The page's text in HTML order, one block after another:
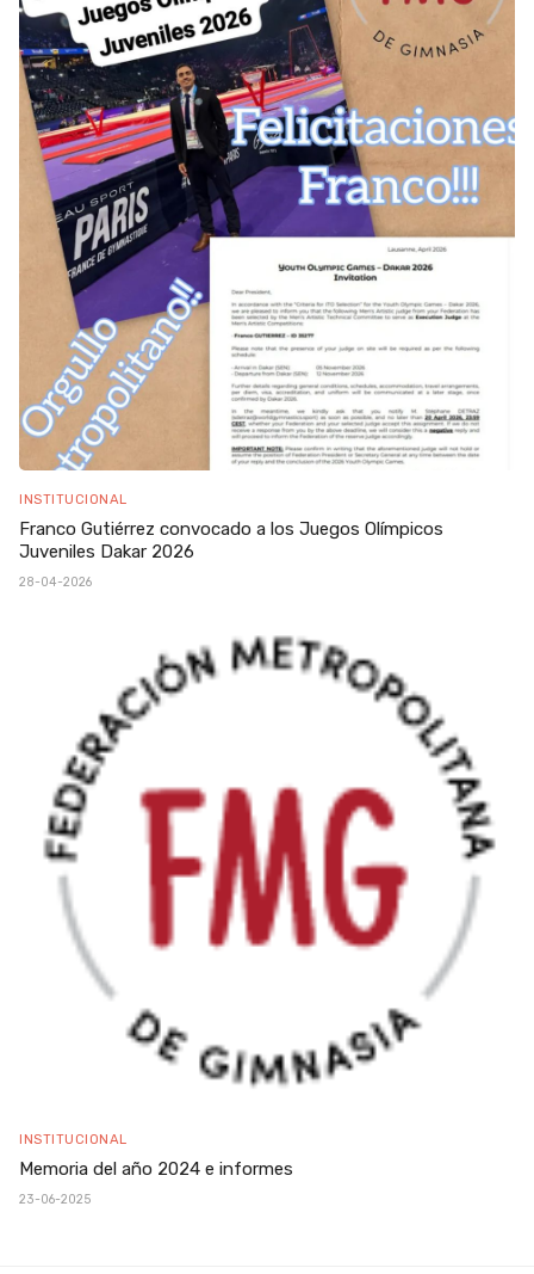
INSTITUCIONAL
Franco Gutiérrez convocado a los Juegos Olímpicos
Juveniles Dakar 2026
28-04-2026
INSTITUCIONAL
Memoria del año 2024 e informes
23-06-2025